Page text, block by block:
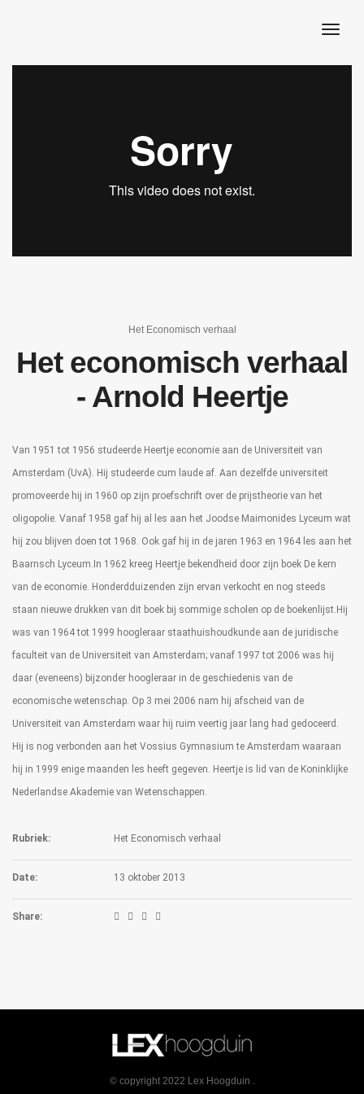
Het Economisch verhaal
Het economisch verhaal
- Arnold Heertje
Van 1951 tot 1956 studeerde Heertje economie aan de Universiteit van
Amsterdam (UvA). Hij studeerde cum laude af. Aan dezelfde universiteit
promoveerde hij in 1960 op zijn proefschrift over de prijstheorie van het
oligopolie. Vanaf 1958 gaf hij al les aan het Joodse Maimonides Lyceum wat
hij zou blijven doen tot 1968. Ook gaf hij in de jaren 1963 en 1964 les aan het
Baarnsch Lyceum.In 1962 kreeg Heertje bekendheid door zijn boek De kern
van de economie. Honderdduizenden zijn ervan verkocht en nog steeds
staan nieuwe drukken van dit boek bij sommige scholen op de boekenlijst.Hij
was van 1964 tot 1999 hoogleraar staathuishoudkunde aan de juridische
faculteit van de Universiteit van Amsterdam; vanaf 1997 tot 2006 was hij
daar (eveneens) bijzonder hoogleraar in de geschiedenis van de
economische wetenschap. Op 3 mei 2006 nam hij afscheid van de
Universiteit van Amsterdam waar hij ruim veertig jaar lang had gedoceerd.
Hij is nog verbonden aan het Vossius Gymnasium te Amsterdam waaraan
hij in 1999 enige maanden les heeft gegeven. Heertje is lid van de Koninklijke
Nederlandse Akademie van Wetenschappen.
Rubriek: Het Economisch verhaal
Date: 13 oktober 2013
Share:
© copyright 2022 Lex Hoogduin .